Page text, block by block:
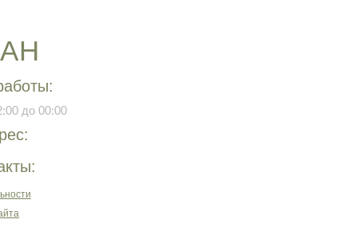
до 00:00